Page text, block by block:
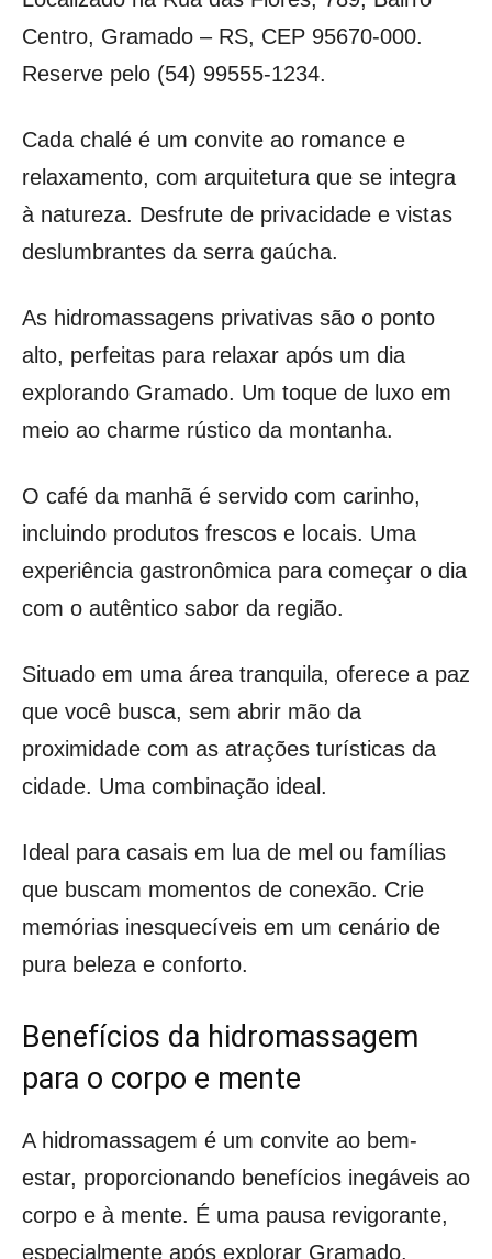
Centro, Gramado – RS, CEP 95670-000.
Reserve pelo (54) 99555-1234.
Cada chalé é um convite ao romance e
relaxamento, com arquitetura que se integra
à natureza. Desfrute de privacidade e vistas
deslumbrantes da serra gaúcha.
As hidromassagens privativas são o ponto
alto, perfeitas para relaxar após um dia
explorando Gramado. Um toque de luxo em
meio ao charme rústico da montanha.
O café da manhã é servido com carinho,
incluindo produtos frescos e locais. Uma
experiência gastronômica para começar o dia
com o autêntico sabor da região.
Situado em uma área tranquila, oferece a paz
que você busca, sem abrir mão da
proximidade com as atrações turísticas da
cidade. Uma combinação ideal.
Ideal para casais em lua de mel ou famílias
que buscam momentos de conexão. Crie
memórias inesquecíveis em um cenário de
pura beleza e conforto.
Benefícios da hidromassagem
para o corpo e mente
A hidromassagem é um convite ao bem-
estar, proporcionando benefícios inegáveis ao
corpo e à mente. É uma pausa revigorante,
especialmente após explorar Gramado.